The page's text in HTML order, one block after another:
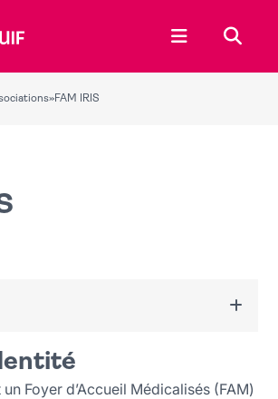
Ouvrir le
»FAM IRIS
un Foyer d’Accueil Médicalisés (FAM)